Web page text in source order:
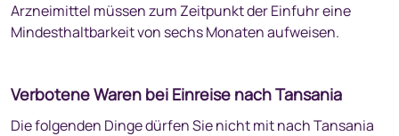
Arzneimittel müssen zum Zeitpunkt der Einfuhr eine
Mindesthaltbarkeit von sechs Monaten aufweisen.
Verbotene Waren bei Einreise nach Tansania
Die folgenden Dinge dürfen Sie nicht mit nach Tansania